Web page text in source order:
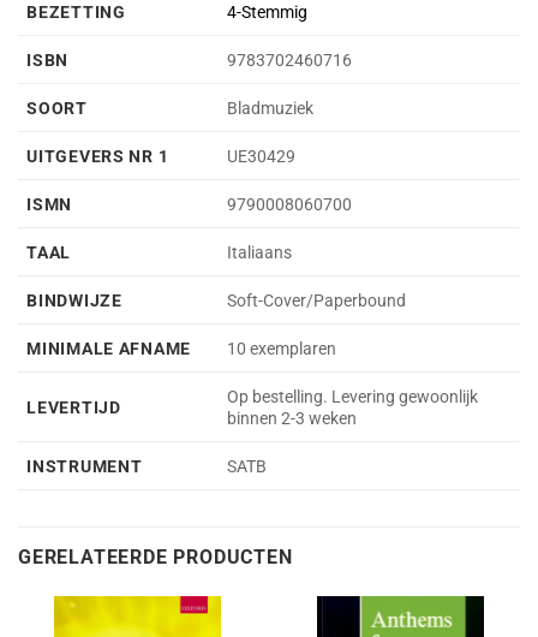
BEZETTING 4-Stemmig
ISBN 9783702460716
SOORT Bladmuziek
UITGEVERS NR 1 UE30429
ISMN 9790008060700
TAAL Italiaans
BINDWIJZE Soft-Cover/Paperbound
MINIMALE AFNAME 10 exemplaren
LEVERTIJD
Op bestelling. Levering gewoonlijk
binnen 2-3 weken
INSTRUMENT SATB
GERELATEERDE PRODUCTEN